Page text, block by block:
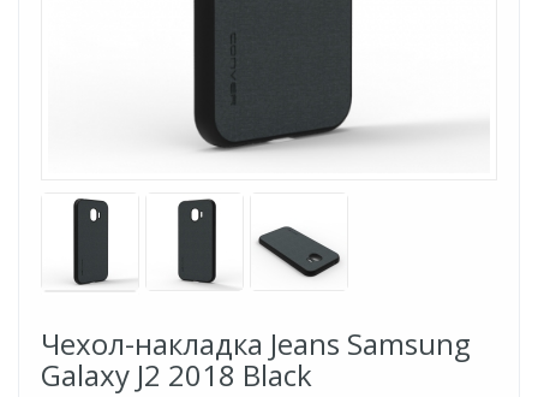
Чехол-накладка Jeans Samsung
Galaxy J2 2018 Black